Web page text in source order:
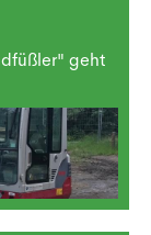
geht